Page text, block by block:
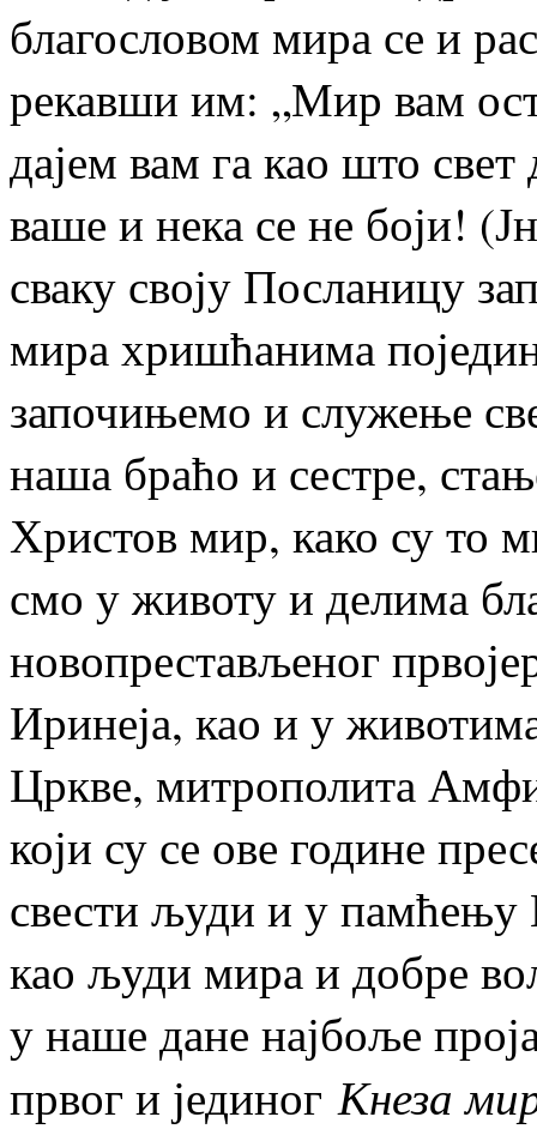
благословом мира се и
рекавши им: „Мир вам
дајем вам га као што свет
ваше и нека се не боји!
сваку своју Посланицу
мира хришћанима
започињемо и служење
наша браћо и сестре,
Христов мир, како су то
смо у животу и делима
новопрестављеног
Иринеја, као и у
Цркве, митрополита
који су се ове године
свести људи и у памћењу
као људи мира и добре
у наше дане најбоље
првог и јединогКнеза